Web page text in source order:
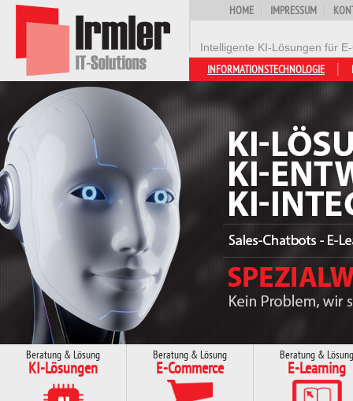
Intelligente KI-Lösungen für
HOME IMPRESSUM
INFORMATIONSTECHNOLOGIE
Beratung & Lösung
KI-Lösungen
Beratung & Lösung
E-Commerce
Beratung & Lösung
E-Learning